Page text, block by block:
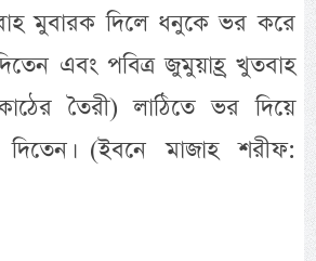
মুবারক দিলে ধনুকে ভর করে
এবং পবিত্র জুমুয়াহ্র খুতবাহ
তৈরী) লাঠিতে ভর দিয়ে
(ইবনে মাজাহ শরীফ: